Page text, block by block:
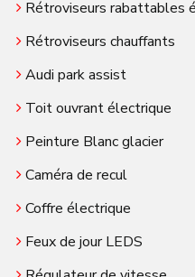
Rétroviseurs rabattables
Rétroviseurs chauffants
Audi park assist
Toit ouvrant électrique
Peinture Blanc glacier
Caméra de recul
Coffre électrique
Feux de jour LEDS